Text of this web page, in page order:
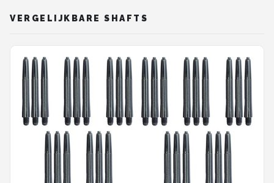
VERGELIJKBARE SHAFTS